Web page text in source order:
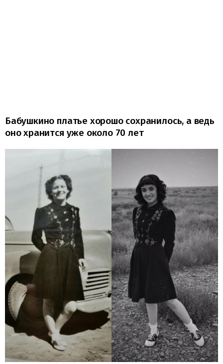
Бабушкино платье хорошо сохранилось, а ведь
оно хранится уже около 70 лет